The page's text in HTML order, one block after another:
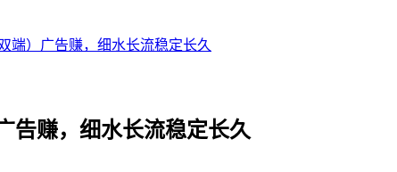
端）广告赚，细水长流稳定长久
告赚，细水长流稳定长久